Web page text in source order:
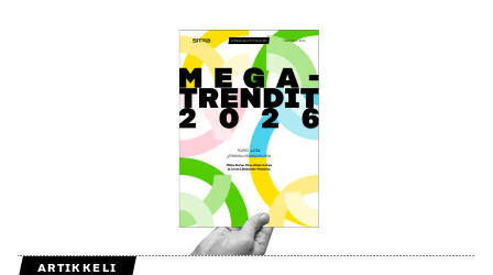
ARTIKKELI